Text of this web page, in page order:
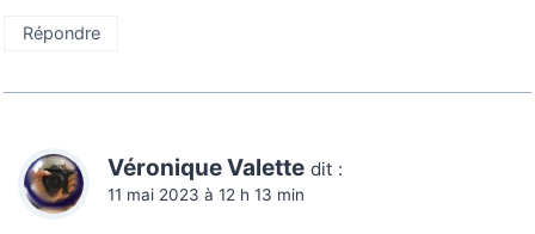
Répondre
Véronique Valette dit :
11 mai 2023 à 12 h 13 min